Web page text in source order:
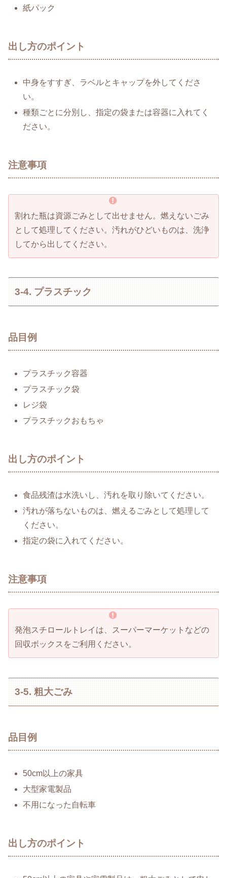
紙パック
出し方のポイント
中身をすすぎ、ラベルとキャップを外してくださ
い。
種類ごとに分別し、指定の袋または容器に入れてく
ださい。
注意事項
割れた瓶は資源ごみとして出せません。燃えないごみ
として処理してください。汚れがひどいものは、洗浄
してから出してください。
3-4. プラスチック
品目例
プラスチック容器
プラスチック袋
レジ袋
プラスチックおもちゃ
出し方のポイント
食品残渣は水洗いし、汚れを取り除いてください。
汚れが落ちないものは、燃えるごみとして処理して
ください。
指定の袋に入れてください。
注意事項
発泡スチロールトレイは、スーパーマーケットなどの
回収ボックスをご利用ください。
3-5. 粗大ごみ
品目例
50cm以上の家具
大型家電製品
不用になった自転車
出し方のポイント